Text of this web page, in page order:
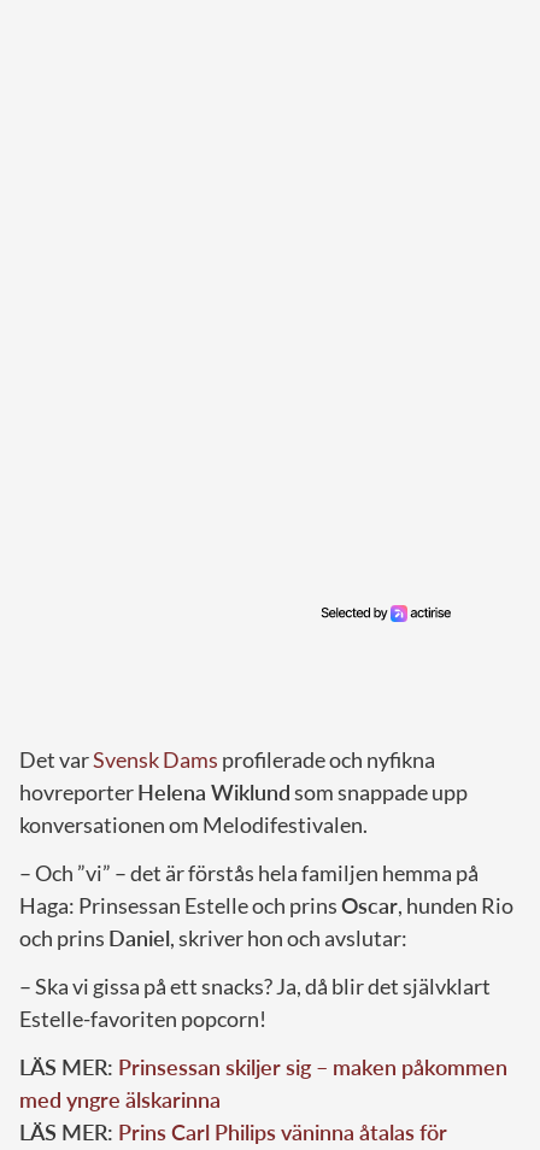
Det varSvensk Dams profilerade och nyfikna
hovreporterHelena Wiklundsom snappade upp
konversationen om Melodifestivalen.
– Och ”vi” – det är förstås hela familjen hemma på
Haga: Prinsessan Estelle och prinsOscar, hunden Rio
och prins Daniel, skriver hon och avslutar:
– Ska vi gissa på ett snacks? Ja, då blir det självklart
Estelle-favoriten popcorn!
LÄS MER: Prinsessan skiljer sig – maken påkommen
med yngre älskarinna
LÄS MER: Prins Carl Philips väninna åtalas för